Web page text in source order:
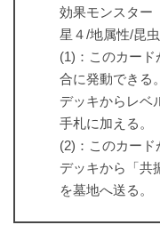
効果モンスター
星４/地属性/昆
(1)：このカー
合に発動できる。
デッキからレベ
手札に加える。
(2)：このカード
デッキから「共
を墓地へ送る。